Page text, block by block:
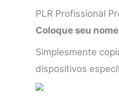
PLR Profissional
Coloque seu
Simplesmente
dispositivos